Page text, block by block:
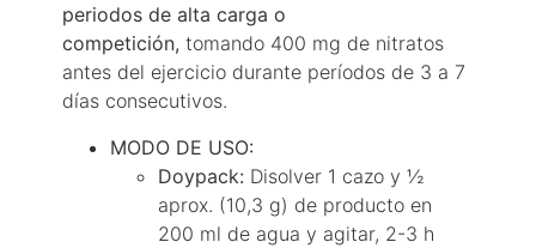
periodos de alta carga o
competición, tomando 400 mg de nitratos
antes del ejercicio durante períodos de 3 a 7
días consecutivos.
MODO DE USO:
Doypack: Disolver 1 cazo y ½
aprox. (10,3 g) de producto en
200 ml de agua y agitar, 2-3 h